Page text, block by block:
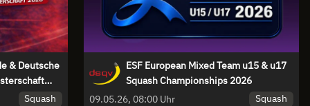
& Deutsche
Squash
ESF European Mixed Team u15 & u17
Squash Championships 2026
09.05.26, 08:00 Uhr
Squash